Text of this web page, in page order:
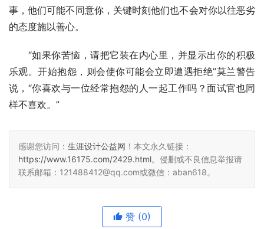
事，他们可能不同意你，关键时刻他们也不会对你以往恶劣
的态度施以善心。
“如果你苦恼，请把它装在内心里，并显示出你的积极
乐观。开始抱怨，则会使你可能会立即遭遇拒绝”莫兰警告
说，“你喜欢与一位经常抱怨的人一起工作吗？面试官也同
样不喜欢。”
感谢您访问： 生涯设计公益网 ！本文永久链接：
https://www.16175.com/2429.html。侵删或不良信息举报请
联系邮箱：121488412@qq.com或微信：aban618。
赞 (0)